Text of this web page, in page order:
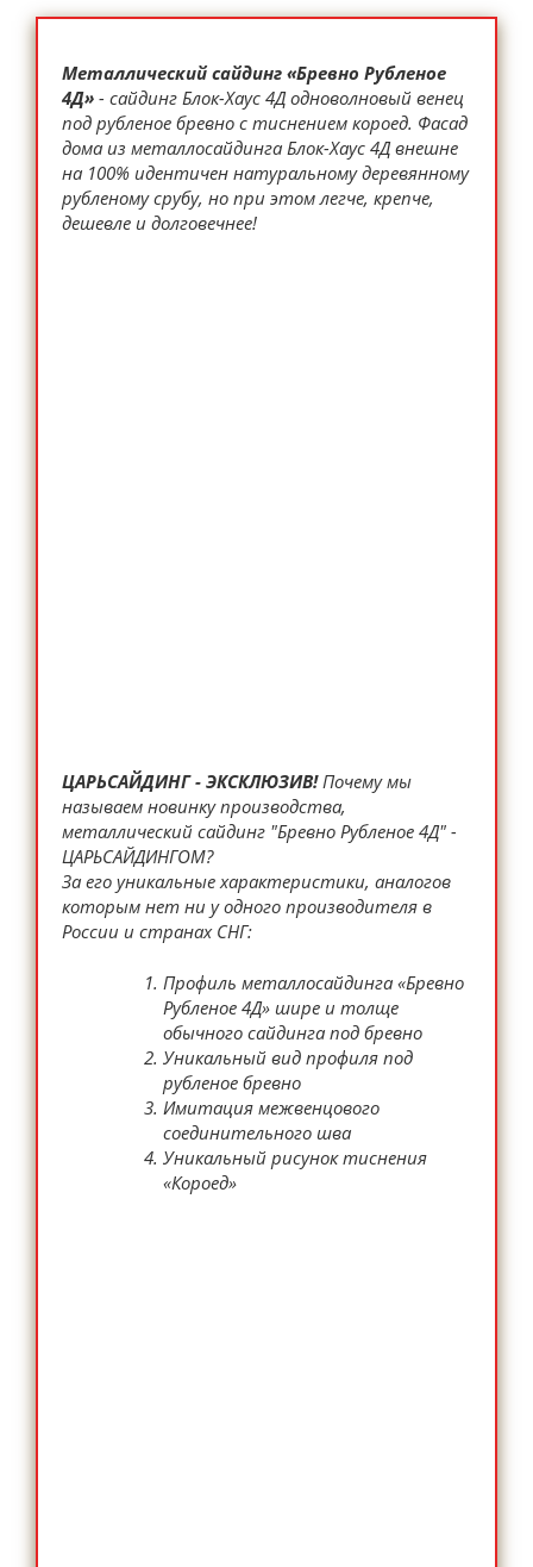
Металлический сайдинг «Бревно Рубленое
4Д» - сайдинг Блок-Хаус 4Д одноволновый венец
под рубленое бревно c тиснением короед. Фасад
дома из металлосайдинга Блок-Хаус 4Д внешне
на 100% идентичен натуральному деревянному
рубленому срубу, но при этом легче, крепче,
дешевле и долговечнее!
ЦАРЬСАЙДИНГ - ЭКСКЛЮЗИВ!Почему мы
называем новинку производства,
металлический сайдинг "Бревно Рубленое 4Д" -
ЦАРЬСАЙДИНГОМ?
За его уникальные характеристики, аналогов
которым нет ни у одного производителя в
России и странах СНГ:
Профиль металлосайдинга «Бревно
Рубленое 4Д» шире и толще
обычного сайдинга под бревно
Уникальный вид профиля под
рубленое бревно
Имитация межвенцового
соединительного шва
Уникальный рисунок тиснения
«Короед»